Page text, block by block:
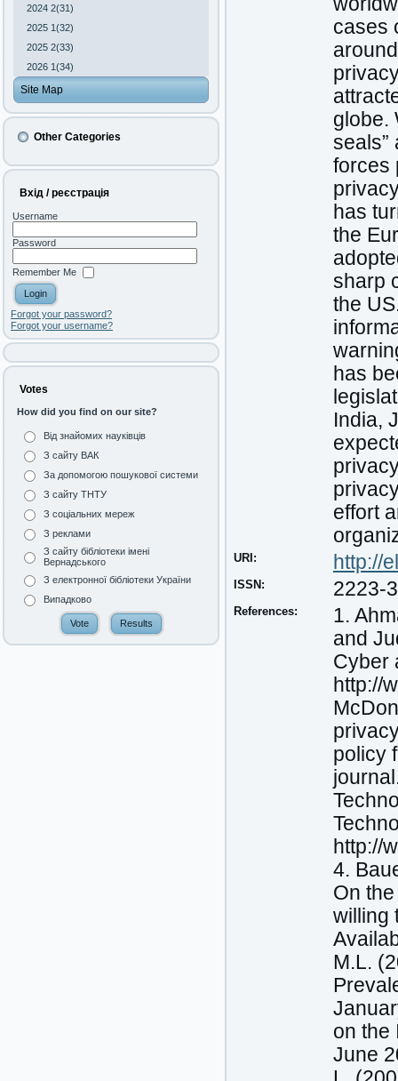
2024 2(31)
2025 1(32)
2025 2(33)
2026 1(34)
Site Map
Other Categories
Вхід / реєстрація
Username
Password
Remember Me
Forgot your password?
Forgot your username?
Votes
How did you find on our site?
Від знайомих науківців
З сайту ВАК
За допомогою пошукової системи
З сайту ТНТУ
З соціальних мереж
З реклами
З сайту бібліотеки імені
Вернадського
З електронної бібліотеки України
Випадково
cases
globe.
seals”
forces
has
the
sharp
the
has
India,
effort
URI: http://
ISSN: 2223-
References:
1.
and
Cyber
http://
policy
http://
4.
On
willing
M.L.
on the
June